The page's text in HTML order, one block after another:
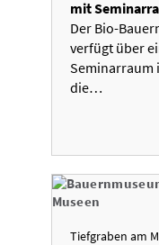
mit
Der Bio-
verfügt über
Seminarraum
die…
Tiefgraben am